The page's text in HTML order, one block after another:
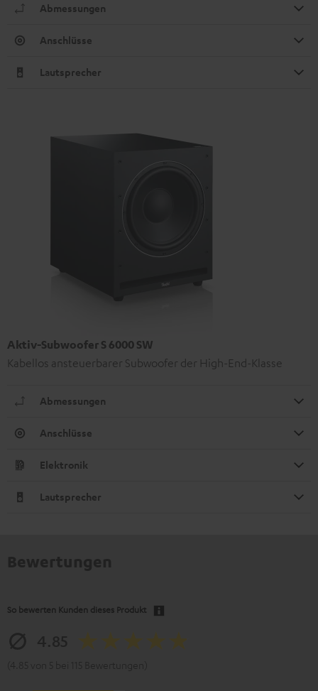
Abmessungen
Anschlüsse
Lautsprecher
Aktiv-Subwoofer S 6000 SW
Kabellos ansteuerbarer Subwoofer der High-End-Klasse
Abmessungen
Anschlüsse
Elektronik
Lautsprecher
So bewerten Kunden dieses Produkt